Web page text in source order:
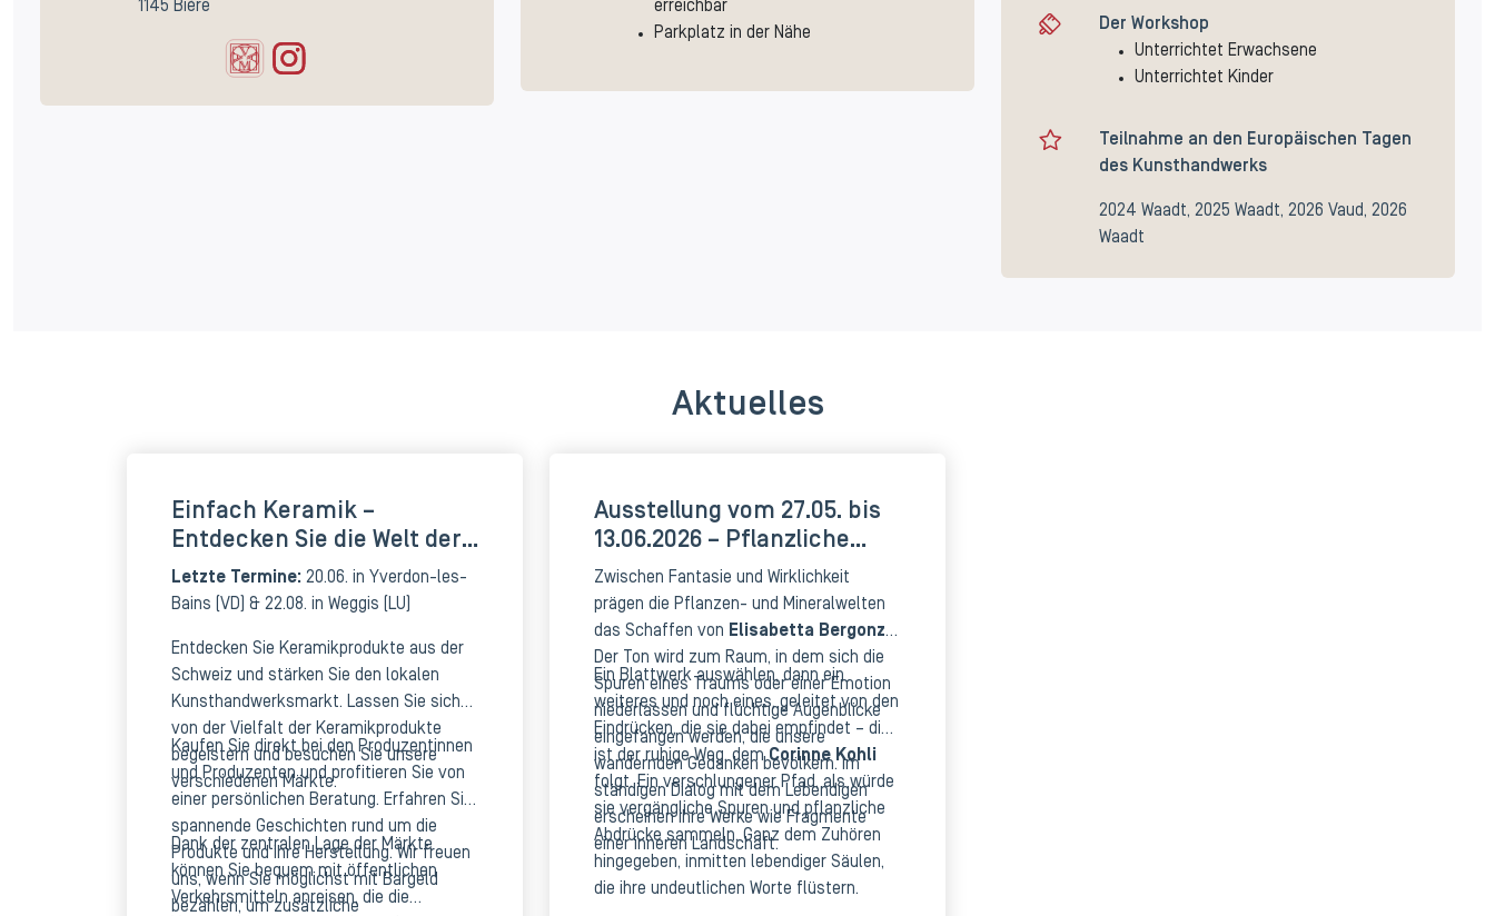
1145 Bière
erreichbar
Parkplatz in der Nähe
Der Workshop
Unterrichtet Erwachsene
Unterrichtet Kinder
Teilnahme an den Europäischen Tagen
des Kunsthandwerks
2024 Waadt, 2025 Waadt, 2026 Vaud, 2026
Waadt
Aktuelles
Einfach Keramik –
Entdecken Sie die Welt der
Schweizer Keramik.
Letzte Termine: 20.06. in Yverdon-les-
Bains (VD) & 22.08. in Weggis (LU)
Entdecken Sie Keramikprodukte aus der
Schweiz und stärken Sie den lokalen
Kunsthandwerksmarkt. Lassen Sie sich
von der Vielfalt der Keramikprodukte
begeistern und besuchen Sie unsere
verschiedenen Märkte.
Kaufen Sie direkt bei den Produzentinnen
und Produzenten und profitieren Sie von
einer persönlichen Beratung. Erfahren Sie
spannende Geschichten rund um die
Produkte und ihre Herstellung. Wir freuen
uns, wenn Sie möglichst mit Bargeld
bezahlen, um zusätzliche
Dank der zentralen Lage der Märkte
können Sie bequem mit öffentlichen
Verkehrsmitteln anreisen, die die
Ausstellung vom 27.05. bis
13.06.2026 – Pflanzliche
Poesien
Zwischen Fantasie und Wirklichkeit
prägen die Pflanzen- und Mineralwelten
das Schaffen von Elisabetta Bergonzo.
Der Ton wird zum Raum, in dem sich die
Spuren eines Traums oder einer Emotion
niederlassen und flüchtige Augenblicke
eingefangen werden, die unsere
wandernden Gedanken bevölkern. Im
ständigen Dialog mit dem Lebendigen
erscheinen ihre Werke wie Fragmente
einer inneren Landschaft.
Ein Blattwerk auswählen, dann ein
weiteres und noch eines, geleitet von den
Eindrücken, die sie dabei empfindet – dies
ist der ruhige Weg, demCorinne Kohli
folgt. Ein verschlungener Pfad, als würde
sie vergängliche Spuren und pflanzliche
Abdrücke sammeln. Ganz dem Zuhören
hingegeben, inmitten lebendiger Säulen,
die ihre undeutlichen Worte flüstern.